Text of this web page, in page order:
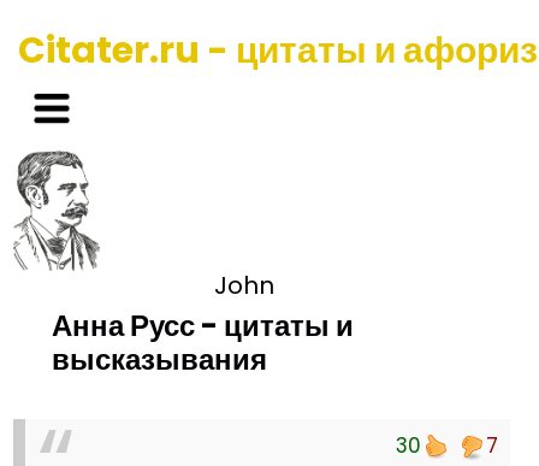
Citater.ru - цитаты и
John
Анна Русс - цитаты и
высказывания
30 7